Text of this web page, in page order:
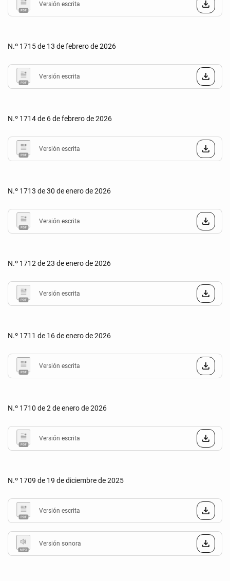
Versión escrita
N.º 1715 de 13 de febrero de 2026
Versión escrita
N.º 1714 de 6 de febrero de 2026
Versión escrita
N.º 1713 de 30 de enero de 2026
Versión escrita
N.º 1712 de 23 de enero de 2026
Versión escrita
N.º 1711 de 16 de enero de 2026
Versión escrita
N.º 1710 de 2 de enero de 2026
Versión escrita
N.º 1709 de 19 de diciembre de 2025
Versión escrita
Versión sonora